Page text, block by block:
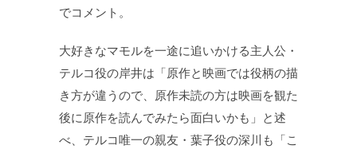
でコメント。
大好きなマモルを一途に追いかける主人公・
テルコ役の岸井は「原作と映画では役柄の描
き方が違うので、原作未読の方は映画を観た
後に原作を読んでみたら面白いかも」と述
べ、テルコ唯一の親友・葉子役の深川も「こ